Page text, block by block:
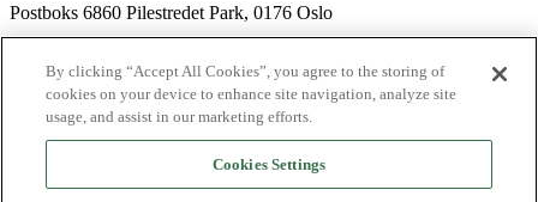
Postboks 6860 Pilestredet Park, 0176 Oslo
Nyhetsbrev
Ledige stillinger
Send inn manus
By clicking “Accept All Cookies”, you agree to the storing of
cookies on your device to enhance site navigation, analyze site
usage, and assist in our marketing efforts.
Cookies Settings